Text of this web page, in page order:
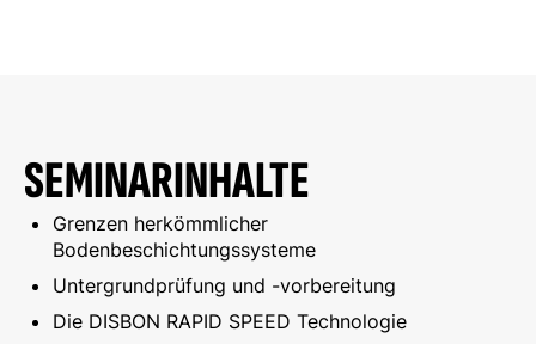
SEMINARINHALTE
Grenzen herkömmlicher
Bodenbeschichtungssysteme
Untergrundprüfung und -vorbereitung
Die DISBON RAPID SPEED Technologie